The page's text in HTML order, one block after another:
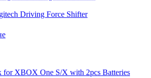
Driving Force Shifter